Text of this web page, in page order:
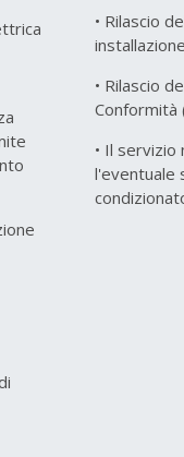
• Rilascio
installazione
• Rilascio
Conformità
• Il servizio
l'eventuale